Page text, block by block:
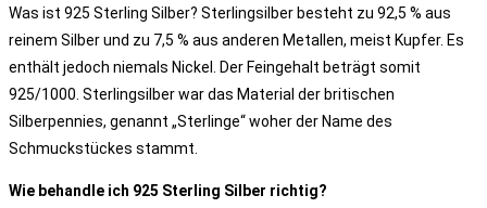
Was ist 925 Sterling Silber? Sterlingsilber besteht zu 92,5 % aus
reinem Silber und zu 7,5 % aus anderen Metallen, meist Kupfer. Es
enthält jedoch niemals Nickel. Der Feingehalt beträgt somit
925/1000. Sterlingsilber war das Material der britischen
Silberpennies, genannt „Sterlinge“ woher der Name des
Schmuckstückes stammt.
Wie behandle ich 925 Sterling Silber richtig?